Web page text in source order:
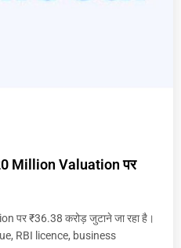
Million Valuation पर
पर ₹36.38 करोड़ जुटाने जा रहा है।
RBI licence, business